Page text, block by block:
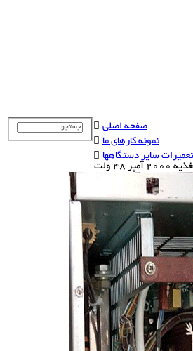
صفحه اصلی
نمونه کارهای ما
تعمیرات سایر دستگاهها
آمپر 48 ولت